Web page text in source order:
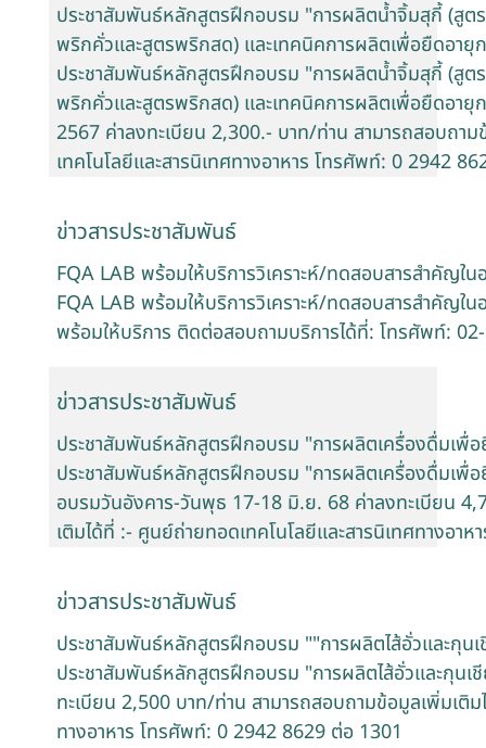
ประชาสัมพันธ์หลักสูตรฝึกอบรม "การผลิตน้ำจิ้มสุกี้ (สูต
พริกคั่วและสูตรพริกสด) และเทคนิคการผลิตเพื่อยืดอายุ
ประชาสัมพันธ์หลักสูตรฝึกอบรม "การผลิตน้ำจิ้มสุกี้ (สูต
พริกคั่วและสูตรพริกสด) และเทคนิคการผลิตเพื่อยืดอา
2567 ค่าลงทะเบียน 2,300.- บาท/ท่าน สามารถสอบถา
เทคโนโลยีและสารนิเทศทางอาหาร โทรศัพท์: 0 2942
ข่าวสารประชาสัมพันธ์
FQA LAB พร้อมให้บริการวิเคราะห์/ทดสอบสารสำคัญใน
FQA LAB พร้อมให้บริการวิเคราะห์/ทดสอบสารสำคัญใ
พร้อมให้บริการ ติดต่อสอบถามบริการได้ที่: โทรศัพท์:
ข่าวสารประชาสัมพันธ์
ประชาสัมพันธ์หลักสูตรฝึกอบรม "การผลิตเครื่องดื่มเพื่
ประชาสัมพันธ์หลักสูตรฝึกอบรม "การผลิตเครื่องดื่มเพื่
อบรมวันอังคาร-วันพุธ 17-18 มิ.ย. 68 ค่าลงทะเบียน
เติมได้ที่ :- ศูนย์ถ่ายทอดเทคโนโลยีและสารนิเทศทางอ
ข่าวสารประชาสัมพันธ์
ประชาสัมพันธ์หลักสูตรฝึกอบรม ""การผลิตไส้อั่วและกุน
ประชาสัมพันธ์หลักสูตรฝึกอบรม "การผลิตไส้อั่วและกุน
ทะเบียน 2,500 บาท/ท่าน สามารถสอบถามข้อมูลเพิ่มเติ
ทางอาหาร โทรศัพท์: 0 2942 8629 ต่อ 1301